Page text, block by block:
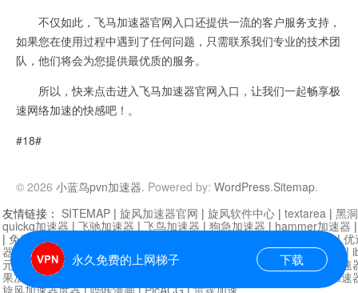
不仅如此，飞马加速器官网入口还提供一流的客户服务支持，
如果您在使用过程中遇到了任何问题，只需联系我们专业的技术团
队，他们将会为您提供最优质的服务。
所以，快来点击进入飞马加速器官网入口，让我们一起畅享极
速网络加速的快感吧！。
#18#
© 2026 小蓝鸟pvn加速器. Powered by: WordPress.Sitemap.
永久免费的上网梯子 下载
友情链接： SITEMAP | 旋风加速器官网 | 旋风软件中心 | textarea | 黑
quickq加速器 | 飞驰加速器 | 飞鸟加速器 | 狗急加速器 | hammer加速器
| 免费vqn加速外网 迷雾通|优
器| 快柠檬加速器 |黑洞加速 |falemon 快橙加速器|anycast加速器 |
元机场加速器 |一元机场|老王加速器 | 白石山|
小牛加速
果加速器|黑洞加速
芒果加速